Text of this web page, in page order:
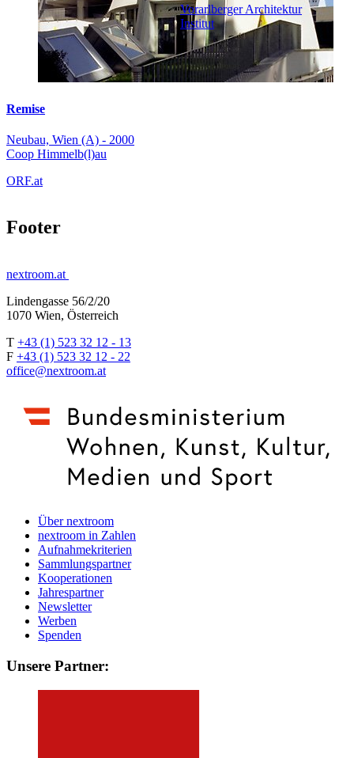
Remise
Neubau, Wien (A) - 2000
Coop Himmelb(l)au
ORF.at
Vorarlberger Architektur
Institut
Footer
nextroom.at
Lindengasse 56/2/20
1070 Wien, Österreich
T +43 (1) 523 32 12 - 13
F +43 (1) 523 32 12 - 22
office@nextroom.at
Über nextroom
nextroom in Zahlen
Aufnahmekriterien
Sammlungspartner
Kooperationen
Jahrespartner
Newsletter
Werben
Spenden
Unsere Partner: